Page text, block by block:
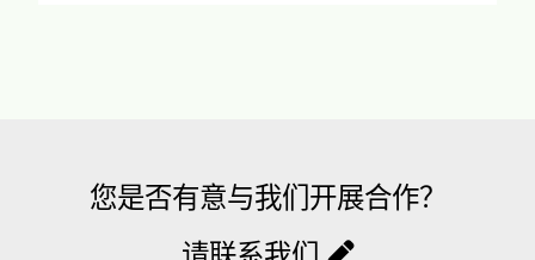
您是否有意与我们开展合作？